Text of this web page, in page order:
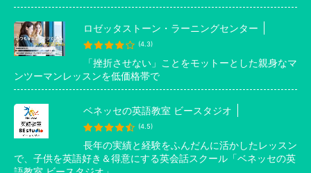
ロゼッタストーン・ラーニングセンター
(4.3)
「挫折させない」ことをモットーとした親身なマ
ンツーマンレッスンを低価格帯で
ベネッセの英語教室 ビースタジオ
(4.5)
長年の実績と経験をふんだんに活かしたレッスン
で、子供を英語好き＆得意にする英会話スクール「ベネッセの英